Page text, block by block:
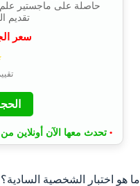
تقديم
سعر
تقييم 4.8
• تحدث معها الآن أونلاين
ما هو اختبار الشخصية السادية؟